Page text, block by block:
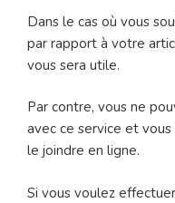
Dans le cas où vous
par rapport à votre
vous sera utile.
Par contre, vous ne
avec ce service et
le joindre en ligne.
Si vous voulez